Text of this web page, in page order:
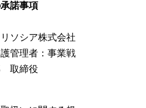
諾事項
ソシア株式会社
管理者：事業戦
取締役